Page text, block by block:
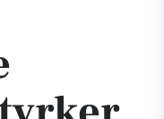
og arbejdsgange efter